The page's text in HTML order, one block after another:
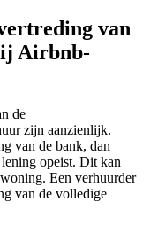
van
Airbnb-
de
zijn aanzienlijk.
van de bank, dan
opeist. Dit kan
Een verhuurder
van de volledige